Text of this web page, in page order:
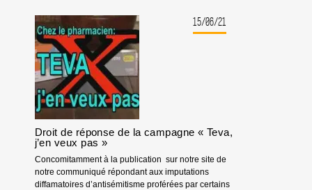
MANIFESTATION
ANTI-
APARTHEID
ISRAÉLIEN
:
UNE
MANIFESTATION
ANTI-
RACISTE
ET
VIOLENTE
15/06/21
Droit de réponse de la campagne « Teva,
j’en veux pas »
Concomitamment à la publication sur notre site de
notre communiqué répondant aux imputations
diffamatoires d’antisémitisme proférées par certains